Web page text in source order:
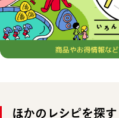
ほかのレシピを探す